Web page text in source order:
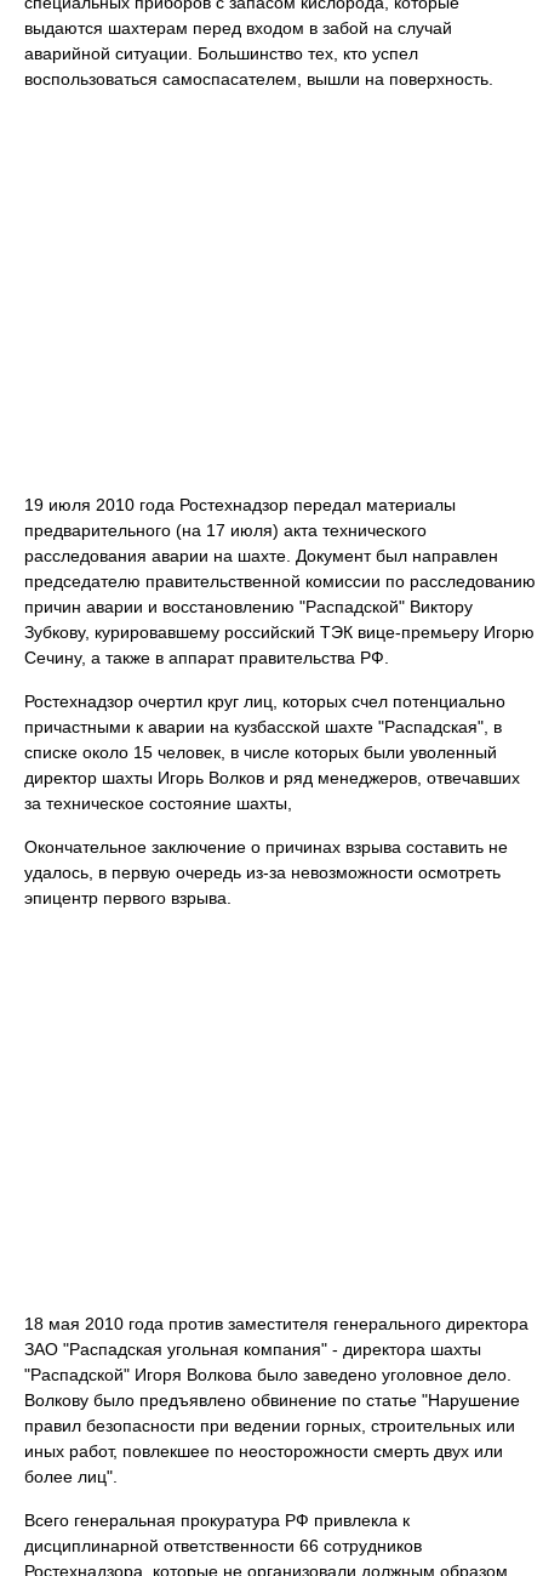
выдаются шахтерам перед входом в забой на случай
аварийной ситуации. Большинство тех, кто успел
воспользоваться самоспасателем, вышли на поверхность.
19 июля 2010 года Ростехнадзор передал материалы
предварительного (на 17 июля) акта технического
расследования аварии на шахте. Документ был направлен
председателю правительственной комиссии по расследованию
причин аварии и восстановлению "Распадской" Виктору
Зубкову, курировавшему российский ТЭК вице-премьеру Игорю
Сечину, а также в аппарат правительства РФ.
Ростехнадзор очертил круг лиц, которых счел потенциально
причастными к аварии на кузбасской шахте "Распадская", в
списке около 15 человек, в числе которых были уволенный
директор шахты Игорь Волков и ряд менеджеров, отвечавших
за техническое состояние шахты,
Окончательное заключение о причинах взрыва составить не
удалось, в первую очередь из-за невозможности осмотреть
эпицентр первого взрыва.
18 мая 2010 года против заместителя генерального директора
ЗАО "Распадская угольная компания" - директора шахты
"Распадской" Игоря Волкова было заведено уголовное дело.
Волкову было предъявлено обвинение по статье "Нарушение
правил безопасности при ведении горных, строительных или
иных работ, повлекшее по неосторожности смерть двух или
более лиц".
Всего генеральная прокуратура РФ привлекла к
дисциплинарной ответственности 66 сотрудников
Ростехнадзора, которые не организовали должным образом